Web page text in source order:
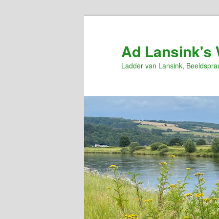
Ad Lansink's
Ladder van Lansink,